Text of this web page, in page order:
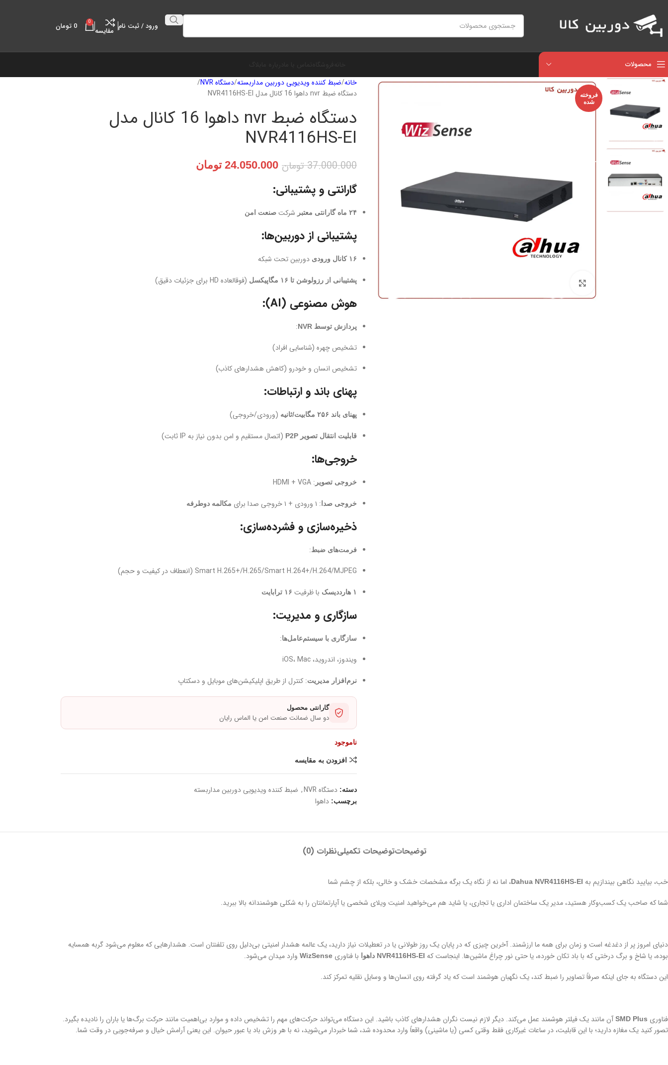
ورود / ثبت نام مقايسه
0
0 تومان
محصولات
فروخته
شده
خانه ضبط‌ کننده ویدیویی دوربین مداربسته دستگاه NVR
دستگاه ضبط nvr داهوا 16 کانال مدل NVR4116HS-EI
دستگاه ضبط nvr داهوا 16 کانال مدل
NVR4116HS-EI
37.000.000 تومان 24.050.000 تومان
گارانتی و پشتیبانی:
۲۴ ماه گارانتی معتبر شرکت صنعت امن
پشتیبانی از دوربین‌ها:
۱۶ کانال ورودی دوربین تحت شبکه
پشتیبانی از رزولوشن تا ۱۶ مگاپیکسل (فوقالعاده HD برای جزئیات دقیق)
هوش مصنوعی (AI):
پردازش توسط NVR
:
تشخیص چهره (شناسایی افراد)
تشخیص انسان و خودرو (کاهش هشدارهای کاذب)
پهنای باند و ارتباطات:
پهنای باند ۲۵۶ مگابیت/ثانیه (ورودی/خروجی)
قابلیت انتقال تصویر P2P (اتصال مستقیم و امن بدون نیاز به IP ثابت)
خروجی‌ها:
خروجی تصویر : HDMI + VGA
خروجی صدا : ۱ ورودی + ۱ خروجی صدا برای مکالمه دوطرفه
ذخیره‌سازی و فشرده‌سازی:
فرمت‌های ضبط:
Smart H.265+/H.265/Smart H.264+/H.264/MJPEG (انعطاف در کیفیت و حجم)
۱ هارددیسک با ظرفیت ۱۶ ترابایت
سازگاری و مدیریت:
سازگاری با سیستم‌عامل‌ها:
ویندوز، اندروید، iOS، Mac
نرم‌افزار مدیریت: کنترل از طریق اپلیکیشن‌های موبایل و دسکتاپ
گارانتی محصول
دو سال ضمانت صنعت امن یا الماس رایان
ناموجود
افزودن به مقایسه
دسته: دستگاه NVR , ضبط‌ کننده ویدیویی دوربین مداربسته
برچسب: داهوا
توضیحاتتوضیحات تکمیلینظرات (0)
خب، بیایید نگاهی بیندازیم به Dahua NVR4116HS-EI، اما نه از نگاه یک برگه مشخصات خشک و خالی، بلکه از چشم شما
شما که صاحب یک کسب‌وکار هستید، مدیر یک ساختمان اداری یا تجاری، یا شاید هم می‌خواهید امنیت ویلای شخصی یا آپارتمانتان را به شکلی هوشمندانه بالا ببرید.
دنیای امروز پر از دغدغه است و زمان برای همه ما ارزشمند. آخرین چیزی که در پایان یک روز طولانی یا در تعطیلات نیاز دارید، یک عالمه هشدار امنیتی بی‌دلیل روی تلفنتان است. هشدارهایی که معلوم می‌شود گربه همسایه
بوده، یا شاخ و برگ درختی که با باد تکان خورده، یا حتی نور چراغ ماشین‌ها. اینجاست که NVR4116HS-EI داهوا با فناوری WizSense وارد میدان می‌شود.
این دستگاه به جای اینکه صرفاً تصاویر را ضبط کند، یک نگهبان هوشمند است که یاد گرفته روی انسان‌ها و وسایل نقلیه تمرکز کند.
فناوری SMD Plusآن مانند یک فیلتر هوشمند عمل می‌کند. دیگر لازم نیست نگران هشدارهای کاذب باشید. این دستگاه می‌تواند حرکت‌های مهم را تشخیص داده و موارد بی‌اهمیت مانند حرکت برگ‌ها یا باران را نادیده بگیرد.
تصور کنید یک مغازه دارید؛ با این قابلیت، در ساعات غیرکاری فقط وقتی کسی (یا ماشینی) واقعاً وارد محدوده شد، شما خبردار می‌شوید، نه با هر وزش باد یا عبور حیوان. این یعنی آرامش خیال و صرفه‌جویی در وقت شما.